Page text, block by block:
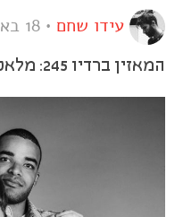
עידו שחם • 18 באוגוסט 2018
המאזין ברדיו 245: מלאכותי